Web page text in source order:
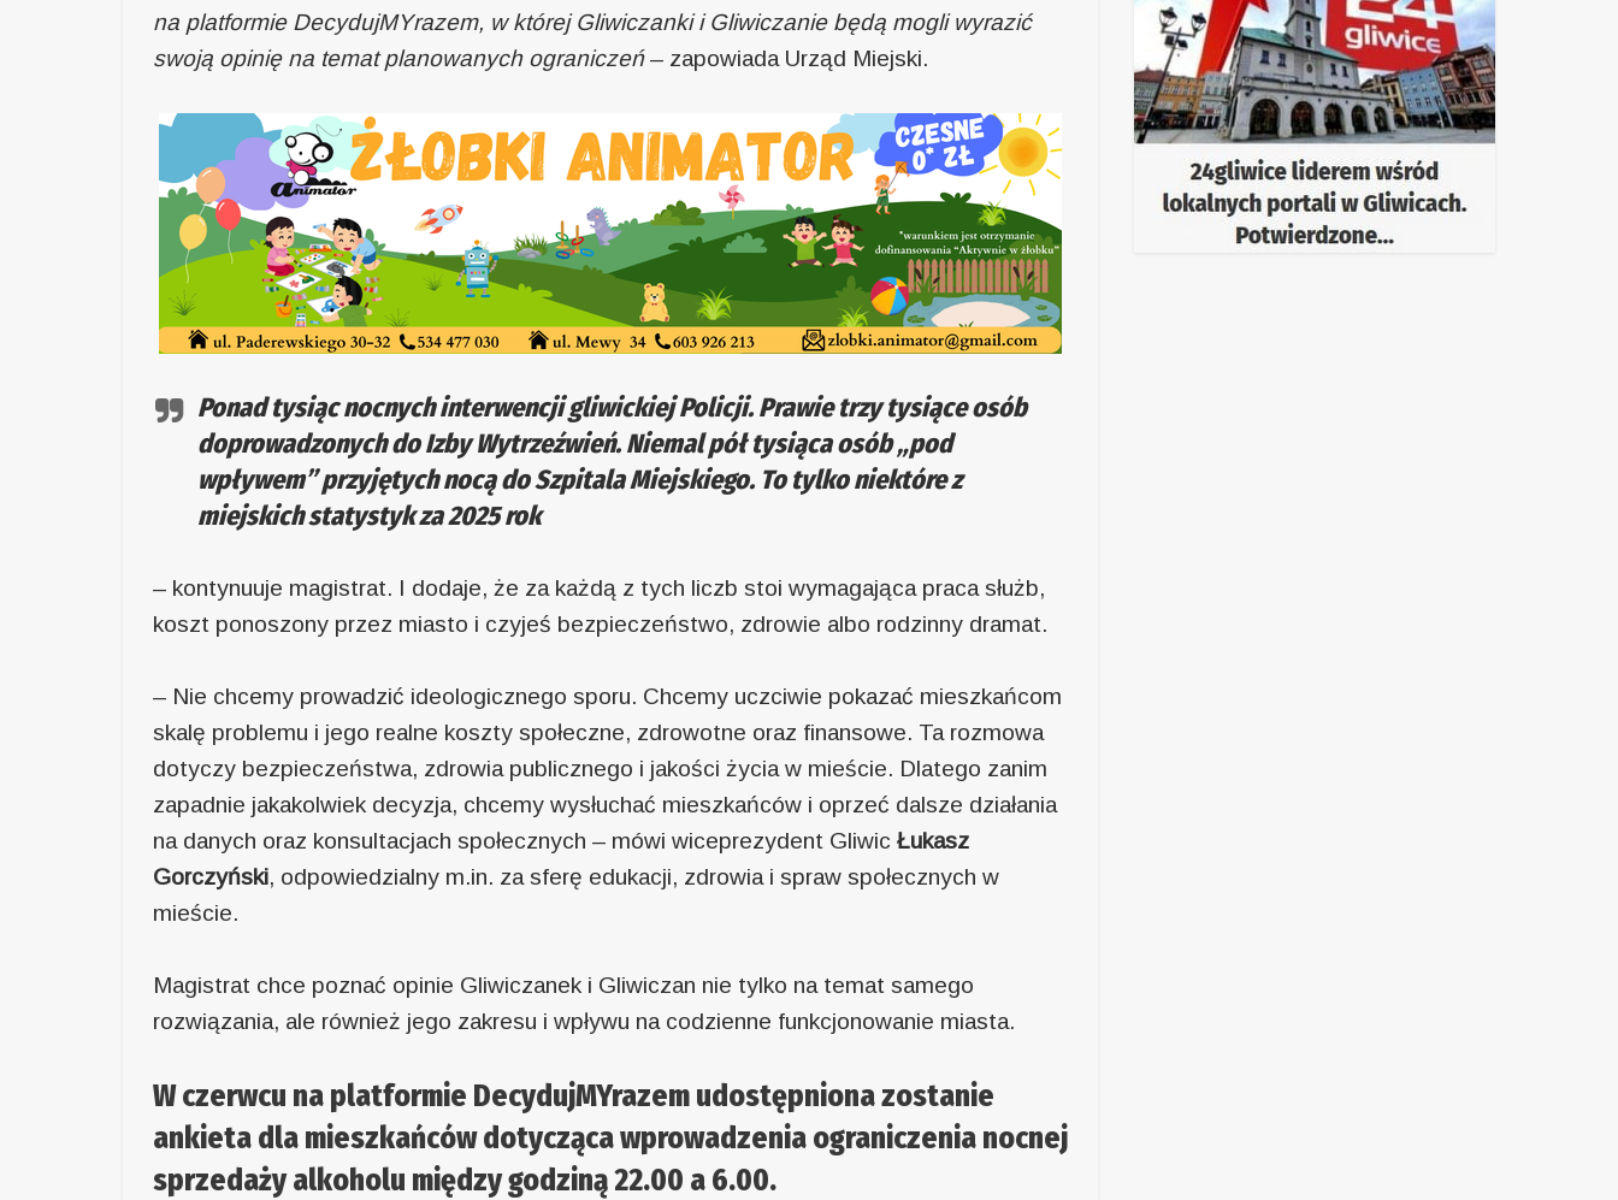
na platformie DecydujMYrazem, w której Gliwiczanki i Gliwiczanie będą mogli wyrazić
swoją opinię na temat planowanych ograniczeń– zapowiada Urząd Miejski.
Ponad tysiąc nocnych interwencji gliwickiej Policji. Prawie trzy tysiące osób
doprowadzonych do Izby Wytrzeźwień. Niemal pół tysiąca osób „pod
wpływem” przyjętych nocą do Szpitala Miejskiego. To tylko niektóre z
miejskich statystyk za 2025 rok
– kontynuuje magistrat. I dodaje, że za każdą z tych liczb stoi wymagająca praca służb,
koszt ponoszony przez miasto i czyjeś bezpieczeństwo, zdrowie albo rodzinny dramat.
– Nie chcemy prowadzić ideologicznego sporu. Chcemy uczciwie pokazać mieszkańcom
skalę problemu i jego realne koszty społeczne, zdrowotne oraz finansowe. Ta rozmowa
dotyczy bezpieczeństwa, zdrowia publicznego i jakości życia w mieście. Dlatego zanim
zapadnie jakakolwiek decyzja, chcemy wysłuchać mieszkańców i oprzeć dalsze działania
na danych oraz konsultacjach społecznych – mówi wiceprezydent Gliwic Łukasz
Gorczyński, odpowiedzialny m.in. za sferę edukacji, zdrowia i spraw społecznych w
mieście.
Magistrat chce poznać opinie Gliwiczanek i Gliwiczan nie tylko na temat samego
rozwiązania, ale również jego zakresu i wpływu na codzienne funkcjonowanie miasta.
W czerwcu na platformie DecydujMYrazem udostępniona zostanie
ankieta dla mieszkańców dotycząca wprowadzenia ograniczenia nocnej
sprzedaży alkoholu między godziną 22.00 a 6.00.